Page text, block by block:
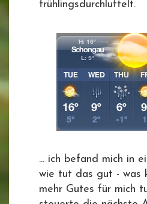
frühlingsdurchluftelt.
... ich befand mich in
wie tut das gut - was
mehr Gutes für mich